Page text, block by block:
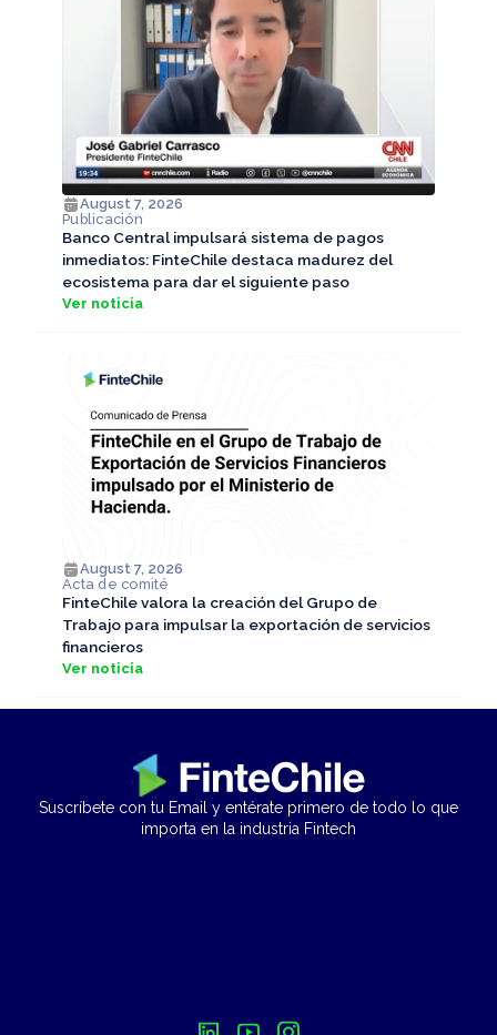
August 7, 2026
Publicación
Banco Central impulsará sistema de pagos
inmediatos: FinteChile destaca madurez del
ecosistema para dar el siguiente paso
Ver noticia
August 7, 2026
Acta de comité
FinteChile valora la creación del Grupo de
Trabajo para impulsar la exportación de servicios
financieros
Ver noticia
Suscríbete con tu Email y entérate primero de todo lo que
importa en la industria Fintech